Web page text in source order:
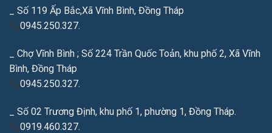
_ Số 119 Ấp Bắc,Xã Vĩnh Bình, Đồng Tháp
0945.250.327.
_ Chợ Vĩnh Bình ; Số 224 Trần Quốc Toản, khu phố 2, Xã Vĩnh
Bình, Đồng Tháp
0945.250.327.
_ Số 02 Trương Định, khu phố 1, phường 1, Đồng Tháp.
0919.460.327.